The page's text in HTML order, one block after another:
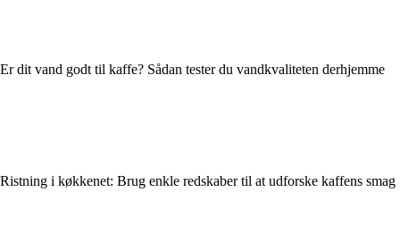
Er dit vand godt til kaffe? Sådan tester du vandkvaliteten derhjemme
Ristning i køkkenet: Brug enkle redskaber til at udforske kaffens smag